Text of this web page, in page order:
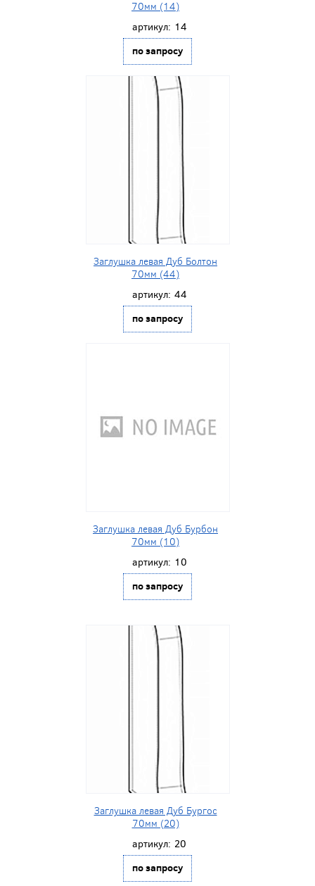
70мм (14)
артикул: 14
по запросу
Заглушка левая Дуб Болтон
70мм (44)
артикул: 44
по запросу
Заглушка левая Дуб Бурбон
70мм (10)
артикул: 10
по запросу
Заглушка левая Дуб Бургос
70мм (20)
артикул: 20
по запросу